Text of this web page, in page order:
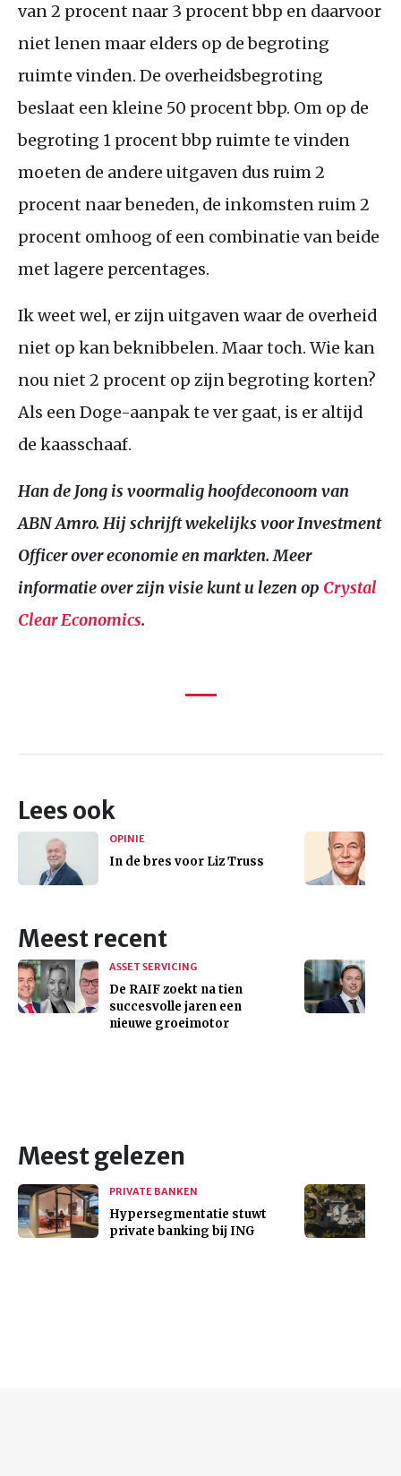
van 2 procent naar 3 procent bbp en daarvoor
niet lenen maar elders op de begroting
ruimte vinden. De overheidsbegroting
beslaat een kleine 50 procent bbp. Om op de
begroting 1 procent bbp ruimte te vinden
moeten de andere uitgaven dus ruim 2
procent naar beneden, de inkomsten ruim 2
procent omhoog of een combinatie van beide
met lagere percentages.
Ik weet wel, er zijn uitgaven waar de overheid
niet op kan beknibbelen. Maar toch. Wie kan
nou niet 2 procent op zijn begroting korten?
Als een Doge-aanpak te ver gaat, is er altijd
de kaasschaaf.
ABN Amro. Hij schrijft wekelijks voor Investment
Officer over economie en markten. Meer
informatie over zijn visie kunt u lezen op Crystal
Clear Economics.
Lees ook
OPINIE
In de bres voor Liz Truss
Meest recent
ASSET SERVICING
De RAIF zoekt na tien
succesvolle jaren een
nieuwe groeimotor
Meest gelezen
PRIVATE BANKEN
Hypersegmentatie stuwt
private banking bij ING